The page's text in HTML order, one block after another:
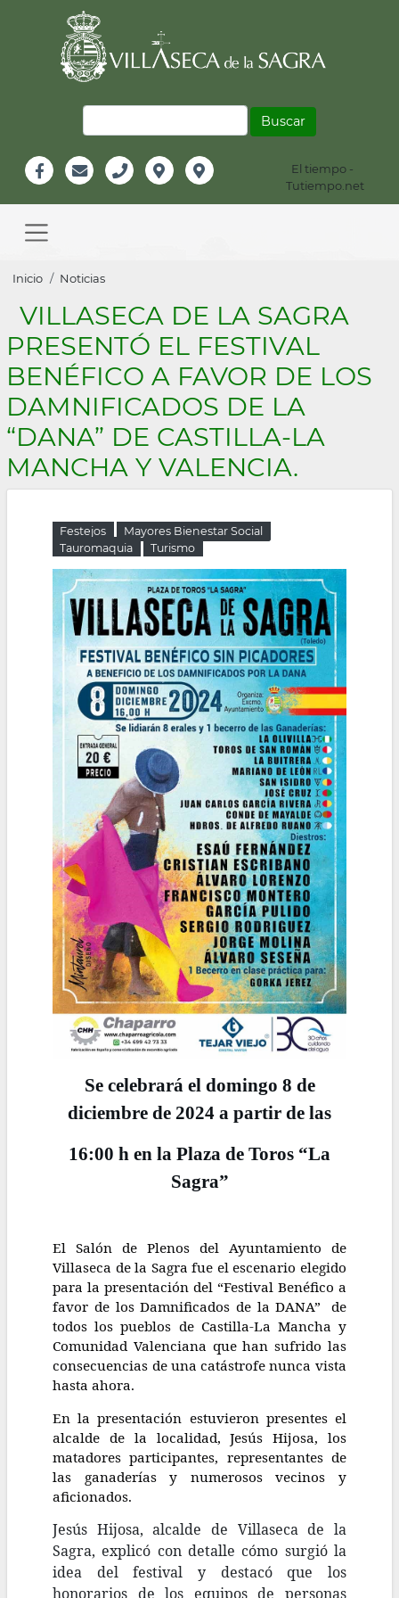
Información
Header
El tiempo -
Tutiempo.net
navigation
Sobrescribir
enlaces
de
ayuda
a
la
navegación
Inicio Noticias
VILLASECA DE LA SAGRA
PRESENTÓ EL FESTIVAL
BENÉFICO A FAVOR DE LOS
DAMNIFICADOS DE LA
“DANA” DE CASTILLA-LA
MANCHA Y VALENCIA.
Festejos
Mayores Bienestar Social
Tauromaquia
Turismo
Se celebrará el domingo 8 de
diciembre de 2024 a partir de las
16:00 h en la Plaza de Toros “La
Sagra”
El Salón de Plenos del Ayuntamiento de
Villaseca de la Sagra fue el escenario elegido
para la presentación del “Festival Benéfico a
favor de los Damnificados de la DANA”
de
todos los pueblos de Castilla-La Mancha y
Comunidad Valenciana que han sufrido las
consecuencias de una catástrofe nunca vista
hasta ahora.
En la presentación estuvieron presentes el
alcalde de la localidad, Jesús Hijosa, los
matadores participantes, representantes de
las ganaderías y numerosos vecinos y
aficionados.
Jesús Hijosa, alcalde de Villaseca de la
Sagra, explicó con detalle cómo surgió la
idea del festival y destacó que los
honorarios de los equipos de personas